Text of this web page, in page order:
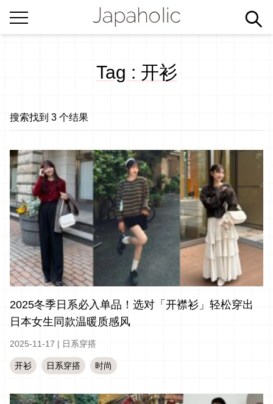
Tag : 开衫
搜索找到 3 个结果
2025冬季日系必入单品！选对「开襟衫」轻松穿出
日本女生同款温暖质感风
2025-11-17 | 日系穿搭
开衫 日系穿搭 时尚